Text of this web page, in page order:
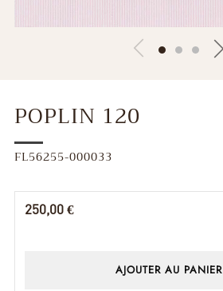
POPLIN 120
FL56255-000033
Prix
250,00 €
AJOUTER AU PANIER